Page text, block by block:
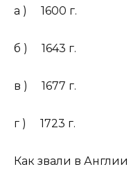
а ) 1600 г.
б ) 1643 г.
в ) 1677 г.
г ) 1723 г.
Как звали в